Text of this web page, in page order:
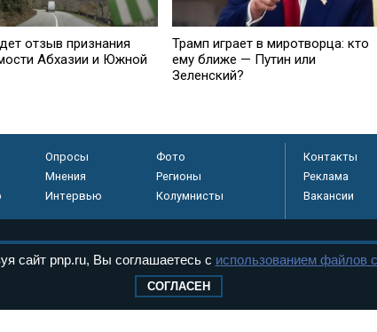
отзыв признания
Абхазии и Южной
Трамп играет в миротворца: кто
ему ближе — Путин или
Зеленский?
Опросы
Фото
Мнения
Регионы
Интервью Колумнисты
Контакты
Реклама
Вакансии
в
сайт pnp.ru, Вы соглашаетесь с использованием файлов
СОГЛАСЕН